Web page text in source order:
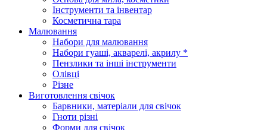
Інструменти та інвентар
Косметична тара
Малювання
Набори для малювання
Набори гуаші, акварелі, акрилу *
Пензлики та інші інструменти
Олівці
Різне
Виготовлення свічок
Барвники, матеріали для свічок
Гноти різні
Форми для свічок